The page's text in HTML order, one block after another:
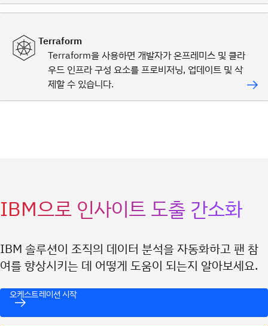
Terraform
Terraform을 사용하면 개발자가 온프레미스 및 클라
우드 인프라 구성 요소를 프로비저닝, 업데이트 및 삭
제할 수 있습니다.
IBM으로 인사이트 도출 간소화
IBM 솔루션이 조직의 데이터 분석을 자동화하고 팬 참
여를 향상시키는 데 어떻게 도움이 되는지 알아보세요.
오케스트레이션 시작